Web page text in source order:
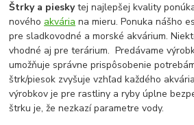
Štrky a pieskytej najlepšej kvality
nového akvária na mieru. Ponuka nášho
pre sladkovodné a morské akvárium.
vhodné aj pre terárium. Predávame
umožňuje správne prispôsobenie
štrk/piesok zvyšuje vzhľad každého
výrobkov je pre rastliny a ryby úplne
štrku je, že nezkazí parametre vody.